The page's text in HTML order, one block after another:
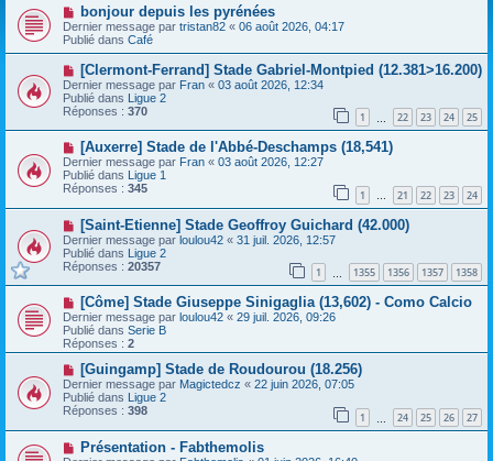
N
o
u
v
e
u
m
e
s
s
a
g
e
bonjour depuis les pyrénées
Dernier message par tristan82 « 06 août 2026, 04:17
Publié dans Café
N
o
u
v
e
a
m
e
s
s
a
e
[Clermont-Ferrand] Stade Gabriel-Montpied (12.381>16.200)
Dernier message par Fran « 03 août 2026, 12:34
Publié dans Ligue 2
Réponses : 370 1 22 23 24 25
N
o
u
v
e
a
u
m
e
s
s
a
e
[Auxerre] Stade de l'Abbé-Deschamps (18,541)
Dernier message par Fran « 03 août 2026, 12:27
Publié dans Ligue 1
Réponses : 345 1 … 21 22 23 24
N
o
u
v
e
a
m
e
s
s
a
g
e
[Saint-Etienne] Stade Geoffroy Guichard (42.000)
Dernier message par loulou42 « 31 juil. 2026, 12:57
Publié dans Ligue 2
Réponses : 20357 1 1355 1356 1357 1358
N
o
u
v
e
a
u
m
e
s
s
a
g
[Côme] Stade Giuseppe Sinigaglia (13,602) - Como Calcio
Dernier message par loulou42 « 29 juil. 2026, 09:26
Publié dans Serie B
Réponses : 2
N
o
u
v
e
a
[Guingamp] Stade de Roudourou (18.256)
Dernier message par Magictedcz « 22 juin 2026, 07:05
Publié dans Ligue 2
Réponses : 398 1 24 25 26 27
N
o
Présentation - Fabthemolis